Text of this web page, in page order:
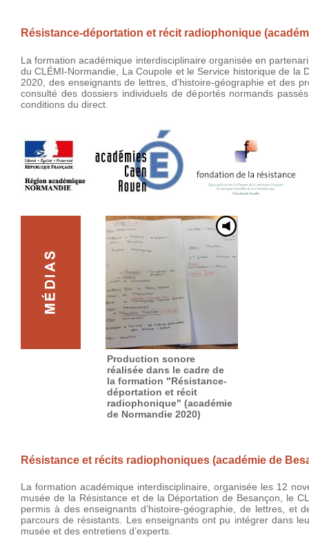
Résistance-déportation et récit radiophonique
La formation académique interdisciplinaire organisée en
du CLÉMI-Normandie, La Coupole et le Service historique de
2020, des enseignants de lettres, d’histoire-géographie et des
consulté des dossiers individuels de déportés normands
conditions du direct.
Production sonore
réalisée dans le cadre de
la formation "Résistance-
déportation et récit
radiophonique" (académie
de Normandie 2020)
Résistance et récits radiophoniques (académie de
La formation académique interdisciplinaire, organisée les 12
musée de la Résistance et de la Déportation de Besançon, le
permis à des enseignants d’histoire-géographie, de lettres, et
parcours de résistants. Les enseignants ont pu intégrer dans
musée et des entretiens d’experts.